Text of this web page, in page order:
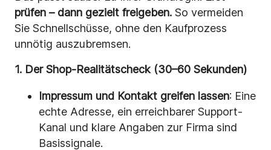
prüfen – dann gezielt freigeben. So vermeiden
Sie Schnellschüsse, ohne den Kaufprozess
unnötig auszubremsen.
1. Der Shop-Realitätscheck (30–60 Sekunden)
Impressum und Kontakt greifen lassen: Eine
echte Adresse, ein erreichbarer Support-
Kanal und klare Angaben zur Firma sind
Basissignale.